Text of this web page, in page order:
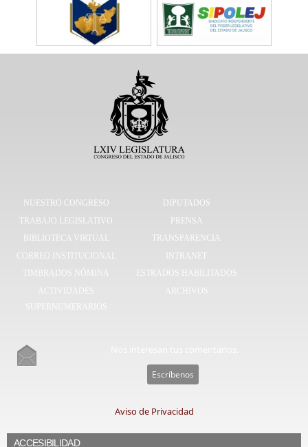
NUESTRO CONGRESO
DIPUTADOS
TRABAJO LEGISLATIVO
PRENSA
BIBLIOTECA VIRTUAL
TRANSPARENCIA
CORREO INSTITUCIONAL
INTRANET
TIMBRADOS NÓMINA
ESTRADOS HABILITADOS
ACTIVIDADES
SUPERNUMERARIOS
ARCHIVOS
Escríbenos
Aviso de Privacidad
ACCESIBILIDAD